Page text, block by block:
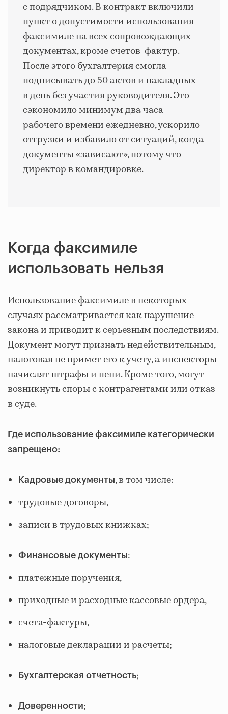
с подрядчиком. В контракт включили
пункт о допустимости использования
факсимиле на всех сопровождающих
документах, кроме счетов-фактур.
После этого бухгалтерия смогла
подписывать до 50 актов и накладных
в день без участия руководителя. Это
сэкономило минимум два часа
рабочего времени ежедневно, ускорило
отгрузки и избавило от ситуаций, когда
документы «зависают», потому что
директор в командировке.
Когда факсимиле
использовать нельзя
Использование факсимиле в некоторых
случаях рассматривается как нарушение
закона и приводит к серьезным последствиям.
Документ могут признать недействительным,
налоговая не примет его к учету, а инспекторы
начислят штрафы и пени. Кроме того, могут
возникнуть споры с контрагентами или отказ
в суде.
Где использование факсимиле категорически
запрещено:
Кадровые документы, в том числе:
трудовые договоры,
записи в трудовых книжках;
Финансовые документы:
платежные поручения,
приходные и расходные кассовые ордера,
счета-фактуры,
налоговые декларации и расчеты;
Бухгалтерская отчетность;
Доверенности;